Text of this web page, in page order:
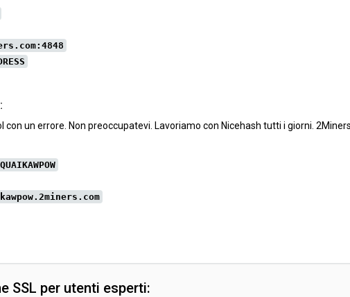
con un errore. Non preoccupatevi. Lavoriamo con Nicehash tutti i giorni.
SSL per utenti esperti: